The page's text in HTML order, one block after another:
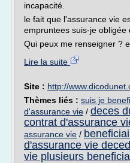
incapacité.
le fait que l'assurance vie
empruntees suis-je obligée
Qui peux me renseigner ?
Lire la suite
Site : http://
Thèmes liés : suis je
d'assurance vie / deces
contrat d'assurance
assurance vie /
d'assurance vie
vie plusieurs